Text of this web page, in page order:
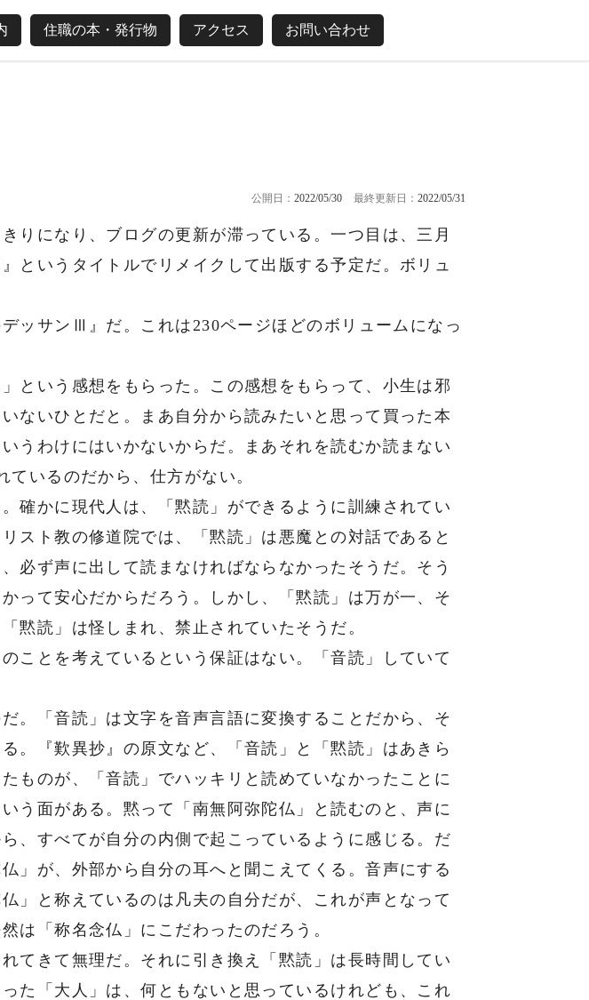
住職の本・発行物 アクセス お問い合わせ
公開日： 2022/05/30 最終更新日： 2022/05/31
りになり、ブログの更新が滞っている。一つ目は、三月
というタイトルでリメイクして出版する予定だ。ボリュ
ッサンⅢ』だ。これは230ページほどのボリュームになっ
という感想をもらった。この感想をもらって、小生は邪
ないひとだと。まあ自分から読みたいと思って買った本
うわけにはいかないからだ。まあそれを読むか読まない
いるのだから、仕方がない。
確かに現代人は、「黙読」ができるように訓練されてい
スト教の修道院では、「黙読」は悪魔との対話であると
必ず声に出して読まなければならなかったそうだ。そう
って安心だからだろう。しかし、「黙読」は万が一、そ
黙読」は怪しまれ、禁止されていたそうだ。
ことを考えているという保証はない。「音読」していて
。「音読」は文字を音声言語に変換することだから、そ
。『歎異抄』の原文など、「音読」と「黙読」はあきら
ものが、「音読」でハッキリと読めていなかったことに
う面がある。黙って「南無阿弥陀仏」と読むのと、声に
、すべてが自分の内側で起こっているように感じる。だ
」が、外部から自分の耳へと聞こえてくる。音声にする
」と称えているのは凡夫の自分だが、これが声となって
は「称名念仏」にこだわったのだろう。
てきて無理だ。それに引き換え「黙読」は長時間してい
た「大人」は、何ともないと思っているけれども、これ